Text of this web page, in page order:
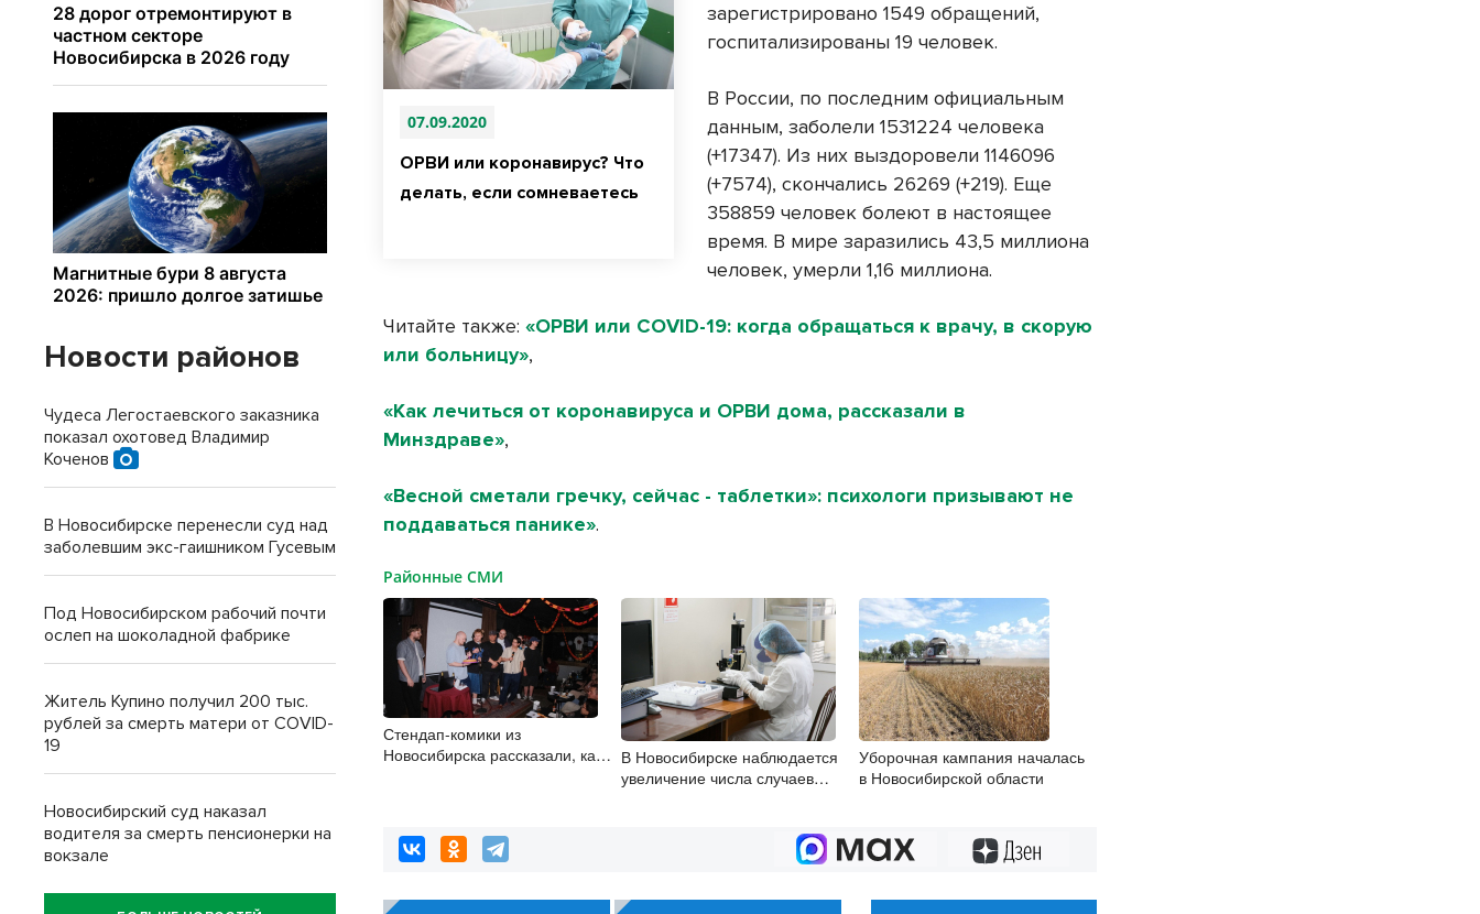
07.09.2020
ОРВИ или коронавирус? Что
делать, если сомневаетесь
зарегистрировано 1549 обращений,
госпитализированы 19 человек.
В России, по последним официальным
данным, заболели 1531224 человека
(+17347). Из них выздоровели 1146096
(+7574), скончались 26269 (+219). Еще
358859 человек болеют в настоящее
время. В мире заразились 43,5 миллиона
человек, умерли 1,16 миллиона.
Читайте также:«ОРВИ или COVID-19: когда обращаться к врачу, в скорую
или больницу»,
«Как лечиться от коронавируса и ОРВИ дома, рассказали в
Минздраве»,
«Весной сметали гречку, сейчас - таблетки»: психологи призывают не
поддаваться панике».
Районные СМИ
Стендап-комики из
Новосибирска рассказали, как
В Новосибирске наблюдается
увеличение числа случаев
Уборочная кампания началась
в Новосибирской области
Новости районов
Чудеса Легостаевского заказника
показал охотовед Владимир
Коченов
В Новосибирске перенесли суд над
заболевшим экс-гаишником Гусевым
Под Новосибирском рабочий почти
ослеп на шоколадной фабрике
Житель Купино получил 200 тыс.
рублей за смерть матери от COVID-
19
Новосибирский суд наказал
водителя за смерть пенсионерки на
вокзале